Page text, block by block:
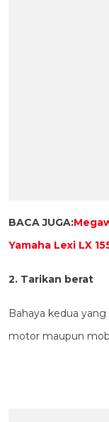
BACA JUGA:
Yamaha Lexi LX
2. Tarikan berat
Bahaya kedua yang
motor maupun